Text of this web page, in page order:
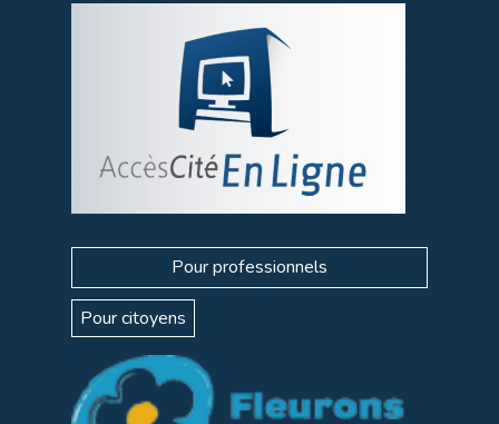
Pour professionnels
Pour citoyens